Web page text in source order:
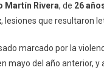
Martín Rivera, de 26
, lesiones que resultaron
marcado por la
mayo del año anterior,